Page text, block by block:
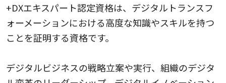
+DXエキスパート認定資格は、デジタルトランスフ
ォーメーションにおける高度な知識やスキルを持つ
ことを証明する資格です。
デジタルビジネスの戦略立案や実行、組織のデジタ